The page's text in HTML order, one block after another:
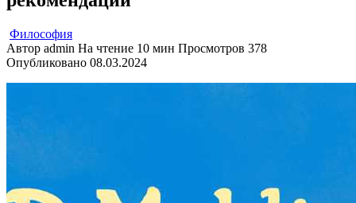
Философия
Автор admin На чтение 10 мин Просмотров 378
Опубликовано 08.03.2024